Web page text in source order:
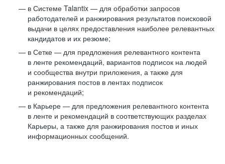
в Системе Talantix — для обработки запросов
работодателей и ранжирования результатов поисковой
выдачи в целях предоставления наиболее релевантных
кандидатов и их резюме;
в Сетке — для предложения релевантного контента
в ленте рекомендаций, вариантов подписок на людей
и сообщества внутри приложения, а также для
ранжирования постов в лентах подписок
и рекомендаций;
в Карьере — для предложения релевантного контента
в ленте и рекомендаций в соответствующих разделах
Карьеры, а также для ранжирования постов и иных
информационных сообщений.